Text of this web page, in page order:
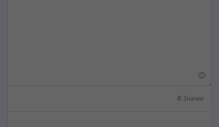
0 Значки